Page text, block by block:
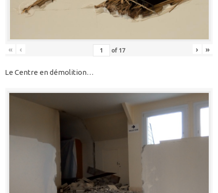
« ‹ of 17 › »
Le Centre en démolition…